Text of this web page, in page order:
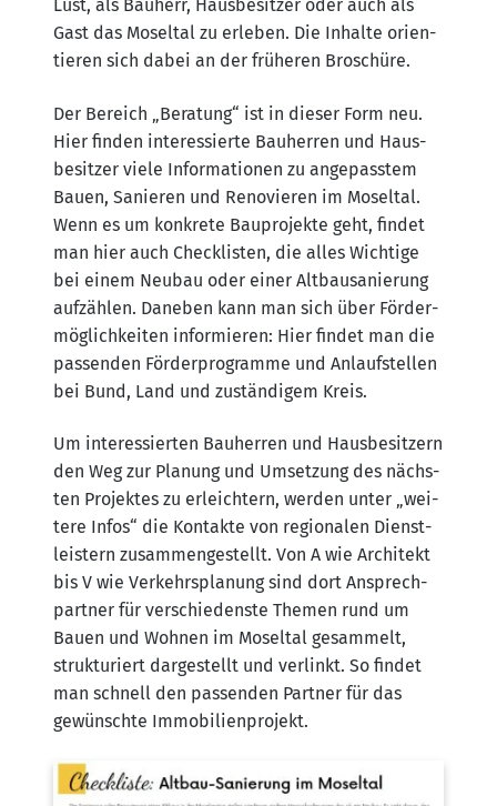
Lust, als Bau­herr, Haus­be­sit­zer oder auch als
Gast das Mos­el­tal zu erle­ben. Die Inhal­te ori­en­
tie­ren sich dabei an der frü­he­ren Broschüre.
Der Bereich „Bera­tung“ ist in die­ser Form neu.
Hier fin­den inter­es­sier­te Bau­her­ren und Haus­
be­sit­zer vie­le Infor­ma­tio­nen zu ange­pass­tem
Bau­en, Sanie­ren und Reno­vie­ren im Mos­el­tal.
Wenn es um kon­kre­te Bau­pro­jek­te geht, fin­det
man hier auch Check­lis­ten, die alles Wich­ti­ge
bei einem Neu­bau oder einer Alt­bau­sa­nie­rung
auf­zäh­len. Dane­ben kann man sich über För­der­
mög­lich­kei­ten infor­mie­ren: Hier fin­det man die
pas­sen­den För­der­pro­gram­me und Anlauf­stel­len
bei Bund, Land und zustän­di­gem Kreis.
Um inter­es­sier­ten Bau­her­ren und Haus­be­sit­zern
den Weg zur Pla­nung und Umset­zung des nächs­
ten Pro­jek­tes zu erleich­tern, wer­den unter „wei­
te­re Infos“ die Kon­tak­te von regio­na­len Dienst­
leis­tern zusam­men­ge­stellt. Von A wie Archi­tekt
bis V wie Ver­kehrs­pla­nung sind dort Ansprech­
part­ner für ver­schie­dens­te The­men rund um
Bau­en und Woh­nen im Mos­el­tal gesam­melt,
struk­tu­riert dar­ge­stellt und ver­linkt. So fin­det
man schnell den pas­sen­den Part­ner für das
gewünsch­te Immobilienprojekt.